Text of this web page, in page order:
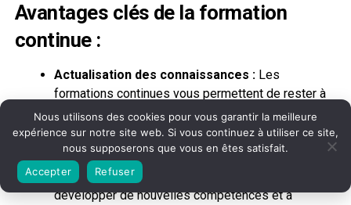
Avantages clés de la formation
continue :
Actualisation des connaissances :Les
formations continues vous permettent de rester à
jour avec les dernières avancées et les meilleures
pratiques de votre domaine.
Amélioration des compétences :
programmes de formation continue vous aident à
développer de nouvelles compétences et à
Nous utilisons des cookies pour vous garantir la meilleure
expérience sur notre site web. Si vous continuez à utiliser ce site,
nous supposerons que vous en êtes satisfait.
Accepter
Refuser